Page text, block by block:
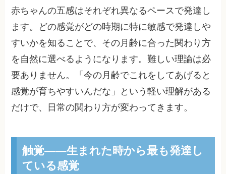
赤ちゃんの五感はそれぞれ異なるペースで発達し
ます。どの感覚がどの時期に特に敏感で発達しや
すいかを知ることで、その月齢に合った関わり方
を自然に選べるようになります。難しい理論は必
要ありません。「今の月齢でこれをしてあげると
感覚が育ちやすいんだな」という軽い理解がある
だけで、日常の関わり方が変わってきます。
触覚——生まれた時から最も発達し
ている感覚